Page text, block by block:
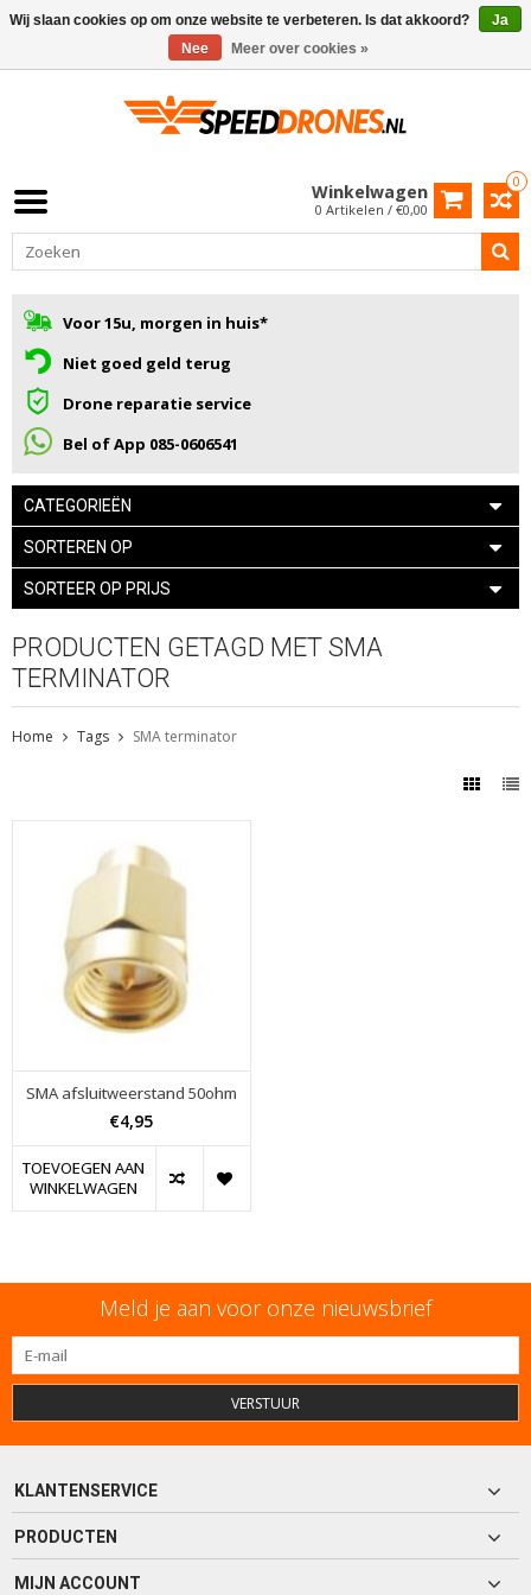
0
Winkelwagen
0 Artikelen / €0,00
Voor 15u, morgen in huis*
Niet goed geld terug
Drone reparatie service
Bel of App 085-0606541
CATEGORIEËN
SORTEREN OP
SORTEER OP PRIJS
PRODUCTEN GETAGD MET SMA
TERMINATOR
Home Tags SMA terminator
SMA afsluitweerstand 50ohm
€4,95
TOEVOEGEN AAN
WINKELWAGEN
Meld je aan voor onze nieuwsbrief
VERSTUUR
KLANTENSERVICE
PRODUCTEN
MIJN ACCOUNT
Wij slaan cookies op om onze website te verbeteren. Is dat akkoord?
Ja
Nee
Meer over cookies »